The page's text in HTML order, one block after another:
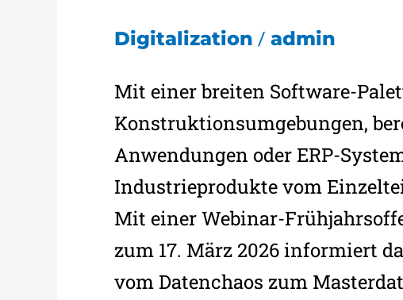
Digitalization / admin
Mit einer breiten Software-
Konstruktionsumgebungen,
Anwendungen oder ERP-
Industrieprodukte vom
Mit einer Webinar-
zum 17. März 2026 informiert
vom Datenchaos zum